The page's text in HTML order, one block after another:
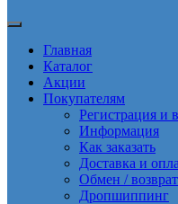
Главная
Каталог
Акции
Покупателям
Регистрация и
Информация
Как заказать
Доставка и
Обмен /
Дропшиппинг